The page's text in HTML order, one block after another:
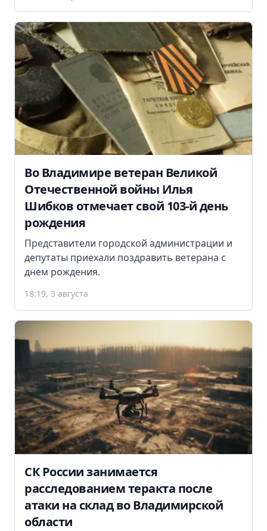
Во Владимире ветеран Великой
Отечественной войны Илья
Шибков отмечает свой 103-й день
рождения
Представители городской администрации и
депутаты приехали поздравить ветерана с
днем рождения.
18:19, 3 августа
СК России занимается
расследованием теракта после
атаки на склад во Владимирской
области